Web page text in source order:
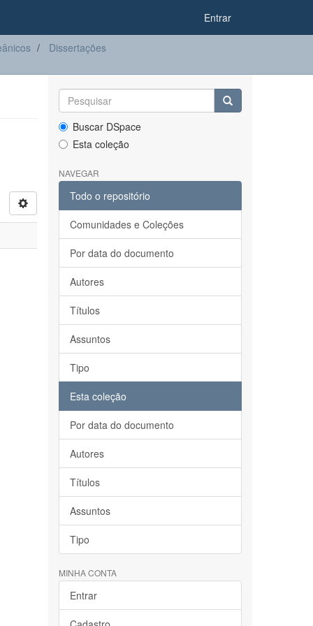
Entrar
Dissertações
Buscar DSpace
Esta coleção
NAVEGAR
Todo o repositório
Comunidades e Coleções
Por data do documento
Autores
Títulos
Assuntos
Tipo
Esta coleção
Por data do documento
Autores
Títulos
Assuntos
Tipo
MINHA CONTA
Entrar